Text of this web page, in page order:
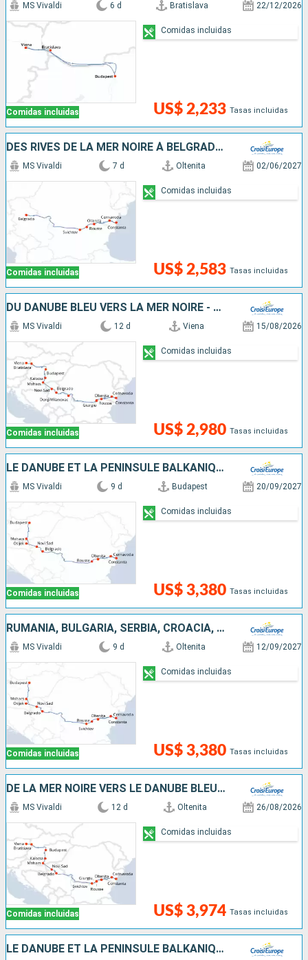
Comidas incluidas
MS Vivaldi 6 d Bratislava 22/12/2026
US$ 2,233 Tasas incluidas
Comidas incluidas
DES RIVES DE LA MER NOIRE À BELGRADE - CROISIÈRE AU C½UR DE L'ÂME DES BALKANS (PORT-PORT)
Comidas incluidas
MS Vivaldi 7 d Oltenita 02/06/2027
US$ 2,583 Tasas incluidas
Comidas incluidas
DU DANUBE BLEU VERS LA MER NOIRE - DE VIENNE À BUCAREST
Comidas incluidas
MS Vivaldi 12 d Viena 15/08/2026
US$ 2,980 Tasas incluidas
Comidas incluidas
LE DANUBE ET LA PÉNINSULE BALKANIQUE - DE BUDAPEST À BUCAREST
Comidas incluidas
MS Vivaldi 9 d Budapest 20/09/2027
US$ 3,380 Tasas incluidas
Comidas incluidas
RUMANIA, BULGARIA, SERBIA, CROACIA, HUNGRÍA
Comidas incluidas
MS Vivaldi 9 d Oltenita 12/09/2027
US$ 3,380 Tasas incluidas
Comidas incluidas
DE LA MER NOIRE VERS LE DANUBE BLEU - DE BUCAREST À VIENNE
Comidas incluidas
MS Vivaldi 12 d Oltenita 26/08/2026
US$ 3,974 Tasas incluidas
Comidas incluidas
LE DANUBE ET LA PÉNINSULE BALKANIQUE - DE BUDAPEST À BUCAREST